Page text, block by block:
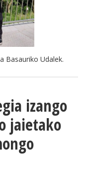
Basauriko Udalek.
izango
jaietako